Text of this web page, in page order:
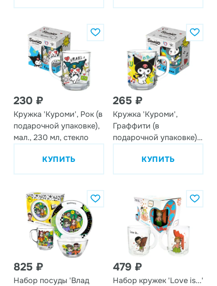
230 ₽
Кружка 'Куроми', Рок (в
подарочной упаковке),
мал., 230 мл, стекло
КУПИТЬ
265 ₽
Кружка 'Куроми',
Граффити (в
подарочной упаковке),
КУПИТЬ
825 ₽
Набор посуды 'Влад
479 ₽
Набор кружек 'Love is...'